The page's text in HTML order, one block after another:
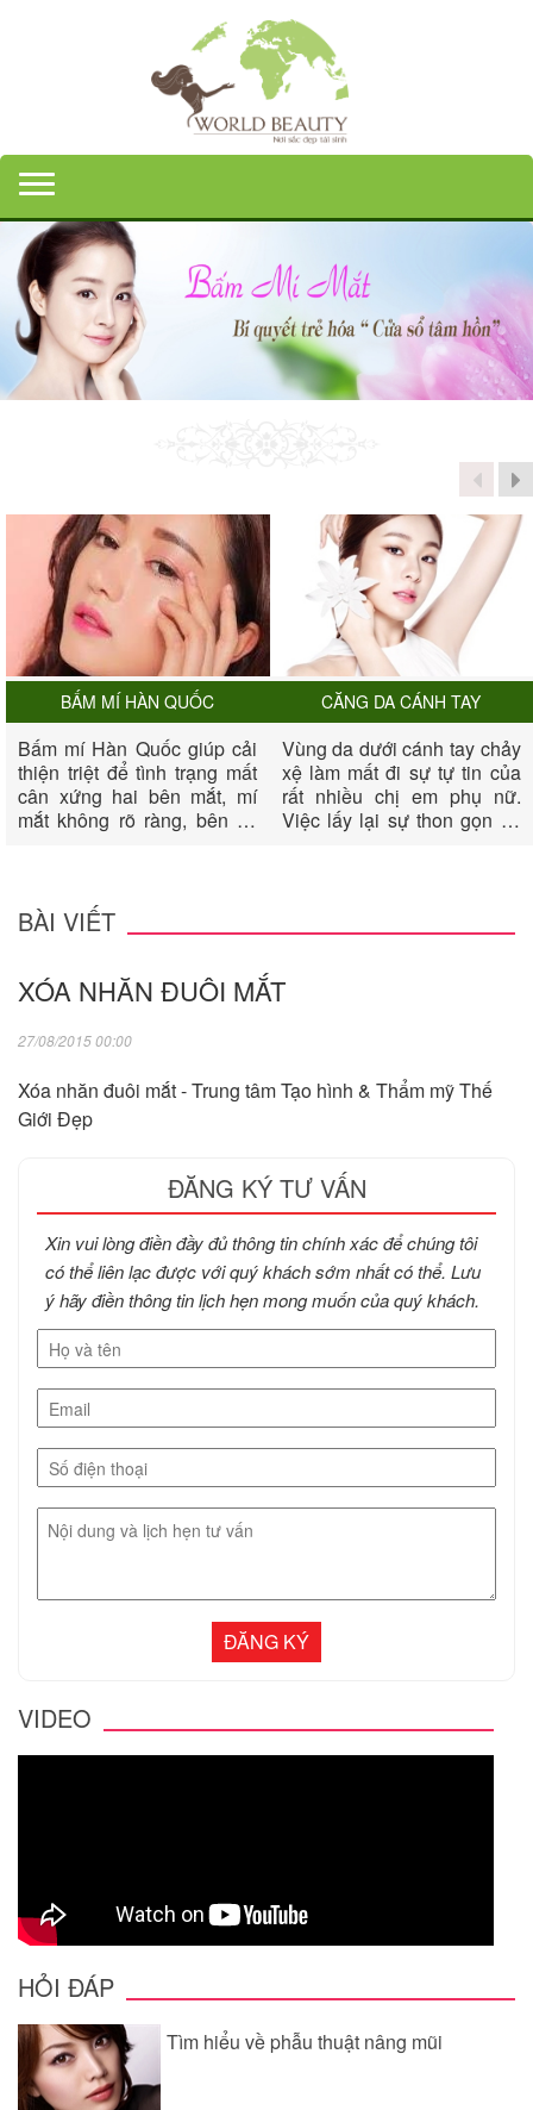
BẤM MÍ HÀN QUỐC
Bấm mí Hàn Quốc giúp cải
thiện triệt để tình trạng mất
cân xứng hai bên mắt, mí
mắt không rõ ràng, bên có
rũ và tươi trẻ.
CĂNG DA CÁNH TAY
Vùng da dưới cánh tay chảy
xệ làm mất đi sự tự tin của
rất nhiều chị em phụ nữ.
Việc lấy lại sự thon gọn và
thành công, thì biện pháp
bạn xua đi mặc cảm của
BÀI VIẾT
XÓA NHĂN ĐUÔI MẮT
27/08/2015 00:00
Xóa nhăn đuôi mắt - Trung tâm Tạo hình & Thẩm mỹ Thế
Giới Đẹp
ĐĂNG KÝ TƯ VẤN
Xin vui lòng điền đầy đủ thông tin chính xác để chúng tôi
có thể liên lạc được với quý khách sớm nhất có thể. Lưu
ý hãy điền thông tin lịch hẹn mong muốn của quý khách.
VIDEO
HỎI ĐÁP
Tìm hiểu về phẫu thuật nâng mũi